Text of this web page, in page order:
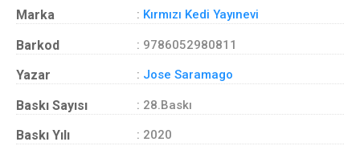
Marka : Kırmızı Kedi Yayınevi
Barkod : 9786052980811
Yazar : Jose Saramago
Baskı Sayısı : 28.Baskı
Baskı Yılı : 2020